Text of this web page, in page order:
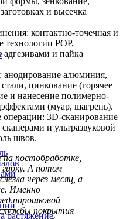
растяжение
и высечка
контактно-точечная и
технологии POP,
и пайка
анодирование алюминия,
цинкование (горячее
и нанесение полимерно-
(муар, шагрень).
3D-сканирование
и ультразвуковой
швов.
на постобработке,
гибку. А потом
через месяц, а
Именно
порошковой
службы покрытия